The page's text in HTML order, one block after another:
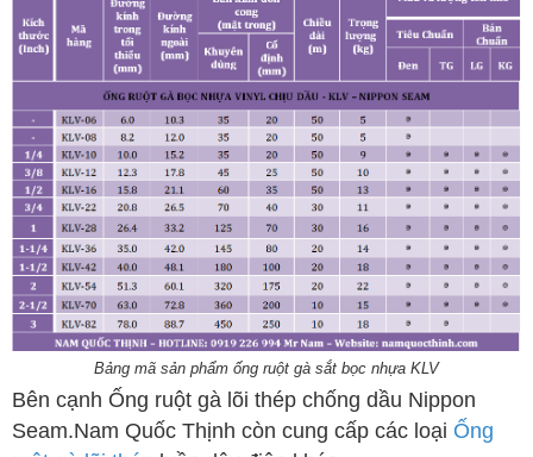
Bảng mã sản phẩm ống ruột gà sắt bọc nhựa KLV
Bên cạnh Ống ruột gà lõi thép chống dầu Nippon
Seam.Nam Quốc Thịnh còn cung cấp các loại Ống